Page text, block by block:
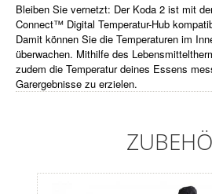
Bleiben Sie vernetzt: Der Koda 2 ist mit
Connect™ Digital Temperatur-Hub
Damit können Sie die Temperaturen im
überwachen. Mithilfe des
zudem die Temperatur deines Essens
Garergebnisse zu erzielen.